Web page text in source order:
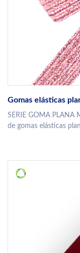
Gomas elásticas
SERIE GOMA PLANA
de gomas elásticas